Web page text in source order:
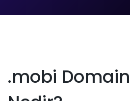
.mobi Domain